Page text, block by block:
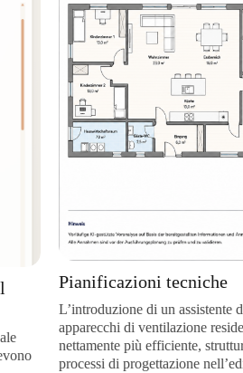
Pianificazioni tecniche
L’introduzione di un assistente di
apparecchi di ventilazione residenziale
nettamente più efficiente, strutturato e
processi di progettazione nell’edilizia